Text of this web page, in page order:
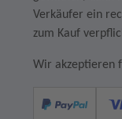
Verkäufer ein
zum Kauf
Wir akzeptieren